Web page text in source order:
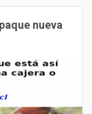
nueva